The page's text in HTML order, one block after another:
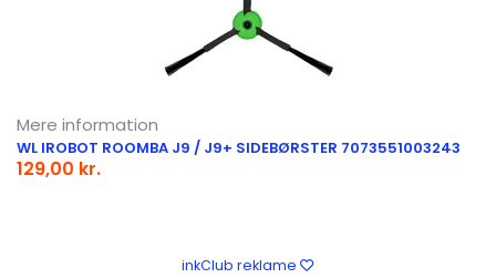
Mere information
WL IROBOT ROOMBA J9 / J9+ SIDEBØRSTER 7073551003243
129,00 kr.
inkClub reklame